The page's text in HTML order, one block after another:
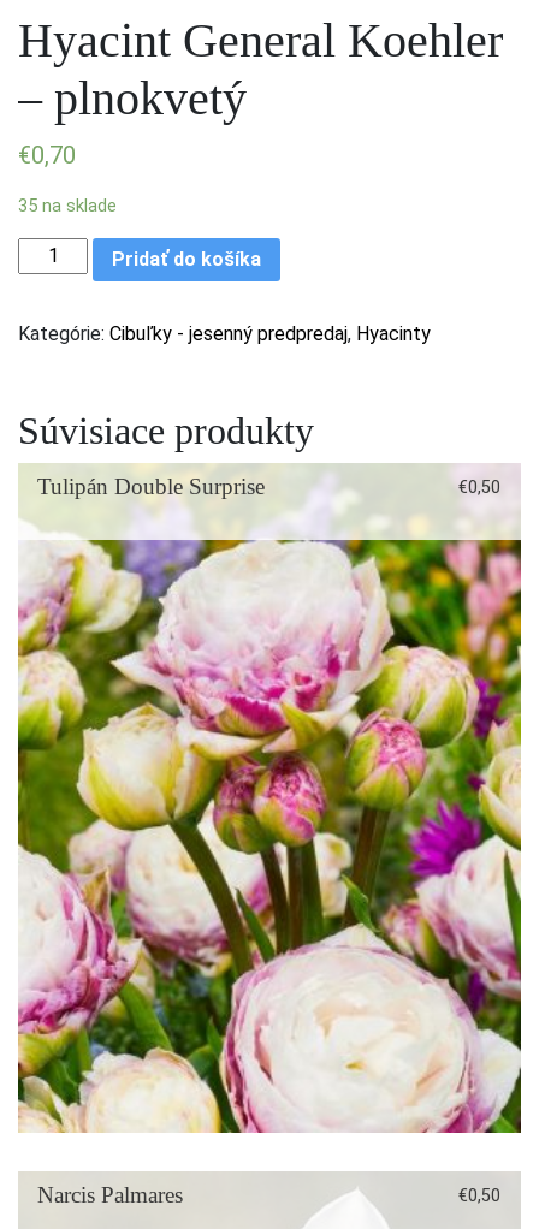
Hyacint General Koehler
– plnokvetý
€0,70
35 na sklade
množstvo Hyacint General Koehler - plnokvetý
Pridať do košíka
Kategórie: Cibuľky - jesenný predpredaj, Hyacinty
Súvisiace produkty
Tulipán Double Surprise €0,50
Narcis Palmares €0,50